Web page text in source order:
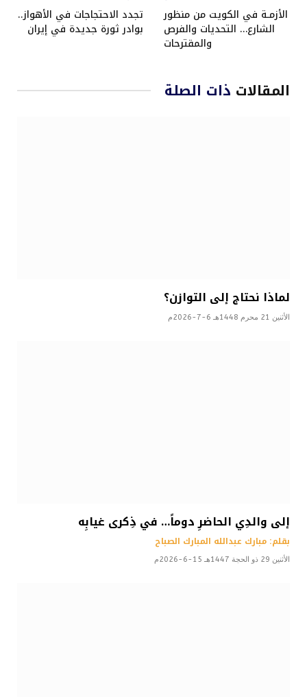
الأزمـة في الكويت من منظور
الشارع… التحديات والفرص
والمقترحات
تجدد الاحتجاجات في الأهواز..
بوادر ثورة جديدة في إيران
المقالات ذات الصلة
لماذا نحتاج إلى التوازن؟
الأثنين 21 محرم 1448هـ 6-7-2026م
إلى والدِي الحاضرِ دوماً… في ذِكرى غيابِه
بقلم: مبارك عبدالله المبارك الصباح
الأثنين 29 ذو الحجة 1447هـ 15-6-2026م